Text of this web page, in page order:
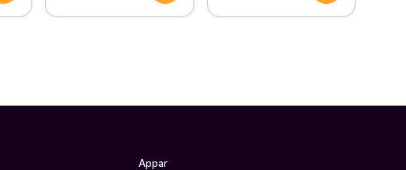
Appar